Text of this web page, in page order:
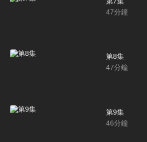
47分鐘
第8集
47分鐘
第9集
46分鐘